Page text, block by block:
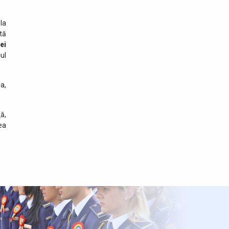
Polițiștii de frontieră
giurgiuveni au descoperit
articole susceptibile a fi contrafăcute,
în valoare de aproximativ 740.000 de lei